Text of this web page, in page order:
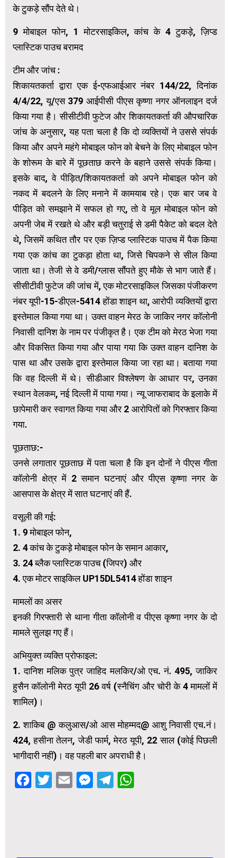
के टुकड़े सौंप देते थे।
9 मोबाइल फोन, 1 मोटरसाइकिल, कांच के 4 टुकड़े, ज़िप्ड
प्लास्टिक पाउच बरामद
टीम और जांच :
शिकायतकर्ता द्वारा एक ई-एफआईआर नंबर 144/22, दिनांक
4/4/22, यू/एस 379 आईपीसी पीएस कृष्णा नगर ऑनलाइन दर्ज
किया गया है। सीसीटीवी फुटेज और शिकायतकर्ता की औपचारिक
जांच के अनुसार, यह पता चला है कि दो व्यक्तियों ने उससे संपर्क
किया और अपने महंगे मोबाइल फोन को बेचने के लिए मोबाइल फोन
के शोरूम के बारे में पूछताछ करने के बहाने उससे संपर्क किया।
इसके बाद, वे पीड़ित/शिकायतकर्ता को अपने मोबाइल फोन को
नकद में बदलने के लिए मनाने में कामयाब रहे। एक बार जब वे
पीड़ित को समझाने में सफल हो गए, तो वे मूल मोबाइल फोन को
अपनी जेब में रखते थे और बड़ी चतुराई से डमी पैकेट को बदल देते
थे, जिसमें कथित तौर पर एक ज़िप्ड प्लास्टिक पाउच में पैक किया
गया एक कांच का टुकड़ा होता था, जिसे चिपकने से सील किया
जाता था। तेजी से वे डमी/ग्लास सौंपते हुए मौके से भाग जाते हैं।
सीसीटीवी फुटेज की जांच में, एक मोटरसाइकिल जिसका पंजीकरण
नंबर यूपी-15-डीएल-5414 होंडा शाइन था, आरोपी व्यक्तियों द्वारा
इस्तेमाल किया गया था। उक्त वाहन मेरठ के जाकिर नगर कॉलोनी
निवासी दानिश के नाम पर पंजीकृत है। एक टीम को मेरठ भेजा गया
और विकसित किया गया और पाया गया कि उक्त वाहन दानिश के
पास था और उसके द्वारा इस्तेमाल किया जा रहा था। बताया गया
कि वह दिल्ली में थे। सीडीआर विश्लेषण के आधार पर, उनका
स्थान वेलकम, नई दिल्ली में पाया गया। न्यू जाफराबाद के इलाके में
छापेमारी कर स्वागत किया गया और 2 आरोपितों को गिरफ्तार किया
गया.
पूछताछ:-
उनसे लगातार पूछताछ में पता चला है कि इन दोनों ने पीएस गीता
कॉलोनी क्षेत्र में 2 समान घटनाएं और पीएस कृष्णा नगर के
आसपास के क्षेत्र में सात घटनाएं की हैं.
वसूली की गई:
1. 9 मोबाइल फोन,
2. 4 कांच के टुकड़े मोबाइल फोन के समान आकार,
3. 24 ब्लैक प्लास्टिक पाउच (जिपर) और
4. एक मोटर साइकिल UP15DL5414 होंडा शाइन
मामलों का असर
इनकी गिरफ्तारी से थाना गीता कॉलोनी व पीएस कृष्णा नगर के दो
मामले सुलझ गए हैं।
अभियुक्त व्यक्ति प्रोफाइल:
1. दानिश मलिक पुत्र जाहिद मलकिर/ओ एच. नं. 495, जाकिर
हुसैन कॉलोनी मेरठ यूपी 26 वर्ष (स्नैचिंग और चोरी के 4 मामलों में
शामिल)।
2. शाकिब @ कलुआस/ओ आस मोहम्मद@ आशु निवासी एच.नं।
424, हसीना तेलन, जेडी फार्म, मेरठ यूपी, 22 साल (कोई पिछली
भागीदारी नहीं)। वह पहली बार अपराधी है।
Facebook
Twitter
EmailMessenger
Telegram